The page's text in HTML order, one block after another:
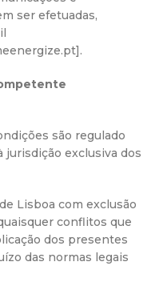
ser efetuadas,
são regulado
jurisdição exclusiva dos
Lisboa com exclusão
conflitos que
dos presentes
das normas legais